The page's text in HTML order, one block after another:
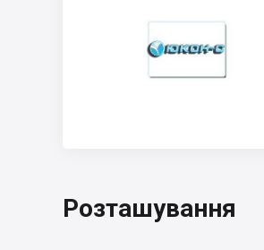
Розташування